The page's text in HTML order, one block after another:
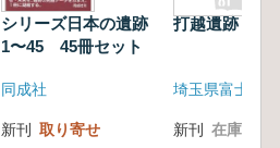
シリーズ日本の遺跡
1〜45 45冊セット
同成社
新刊 取り寄せ
打越遺跡
新刊 在庫なし